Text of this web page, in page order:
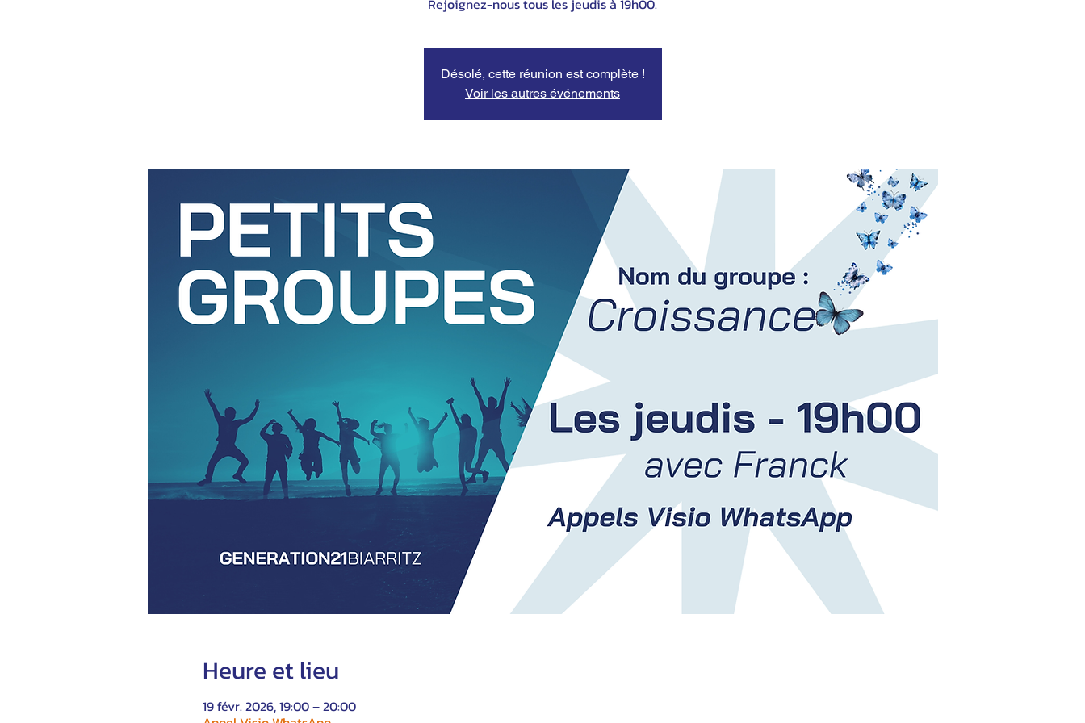
Désolé, cette réunion est complète !
Voir les autres événements
Heure et lieu
19 févr. 2026, 19:00 – 20:00